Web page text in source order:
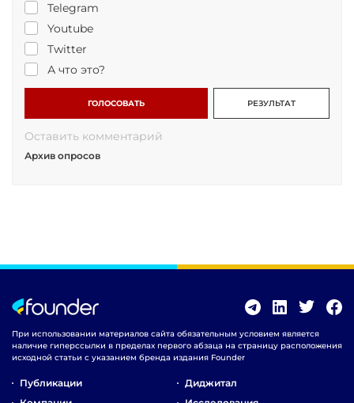
Telegram
Youtube
Twitter
А что это?
ГОЛОСОВАТЬ РЕЗУЛЬТАТ
Оставить комментарий
Архив опросов
При использовании материалов сайта обязательным условием является
наличие гиперссылки в пределах первого абзаца на страницу расположения
исходной статьи с указанием бренда издания Founder
Публикации
Диджитал